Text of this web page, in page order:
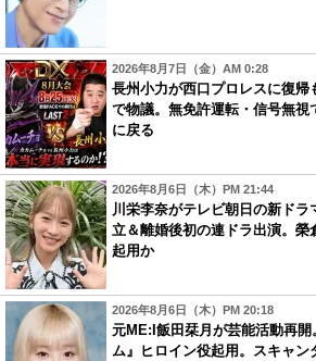
2026年8月7日（金）AM 0:28
長州小力が西口プロレスに復帰
で物議。無免許運転・信号無視
に戻る
2026年8月6日（木）PM 21:44
川栄李奈がテレビ朝日の新ド
立＆離婚後初の連ドラ出演。榮
起用か
2026年8月6日（木）PM 20:18
元ME:I飯田栞月が芸能活動再
ム』ヒロイン役起用。スキャン